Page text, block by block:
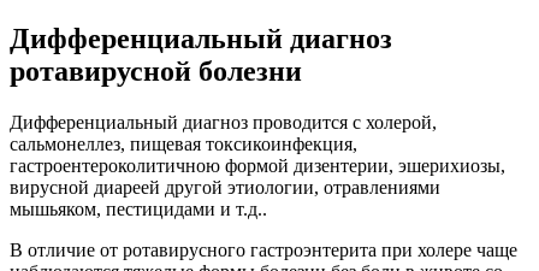
Дифференциальный диагноз
ротавирусной болезни
Дифференциальный диагноз проводится с холерой,
сальмонеллез, пищевая токсикоинфекция,
гастроентероколитичною формой дизентерии, эшерихиозы,
вирусной диареей другой этиологии, отравлениями
мышьяком, пестицидами и т.д..
В отличие от ротавирусного гастроэнтерита при холере чаще